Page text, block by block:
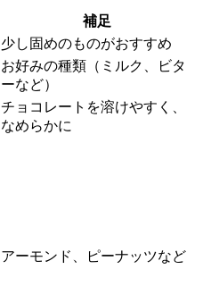
補足
少し固めのものがおすすめ
お好みの種類（ミルク、ビタ
ーなど）
チョコレートを溶けやすく、
なめらかに
アーモンド、ピーナッツなど